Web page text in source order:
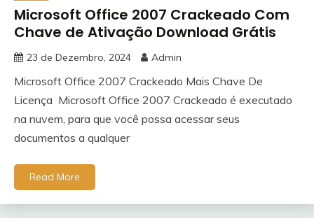
Microsoft Office 2007 Crackeado Com
Chave de Ativação Download Grátis
23 de Dezembro, 2024 Admin
Microsoft Office 2007 Crackeado Mais Chave De
Licença Microsoft Office 2007 Crackeado é executado
na nuvem, para que você possa acessar seus
documentos a qualquer
Read More